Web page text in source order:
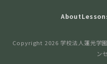
About
Copyright 2026 学校法人蓮光学
ン